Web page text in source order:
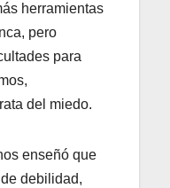
herramientas
pero
para
del miedo.
enseñó que
debilidad,